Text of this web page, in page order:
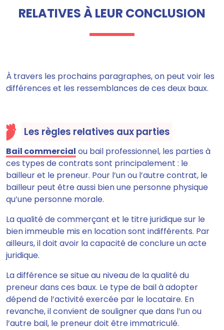
RELATIVES À LEUR CONCLUSION
À travers les prochains paragraphes, on peut voir les
différences et les ressemblances de ces deux baux.
Les règles relatives aux parties
Bail commercial ou bail professionnel, les parties à
ces types de contrats sont principalement : le
bailleur et le preneur. Pour l’un ou l’autre contrat, le
bailleur peut être aussi bien une personne physique
qu’une personne morale.
La qualité de commerçant et le titre juridique sur le
bien immeuble mis en location sont indifférents. Par
ailleurs, il doit avoir la capacité de conclure un acte
juridique.
La différence se situe au niveau de la qualité du
preneur dans ces baux. Le type de bail à adopter
dépend de l’activité exercée par le locataire. En
revanche, il convient de souligner que dans l’un ou
l’autre bail, le preneur doit être immatriculé.